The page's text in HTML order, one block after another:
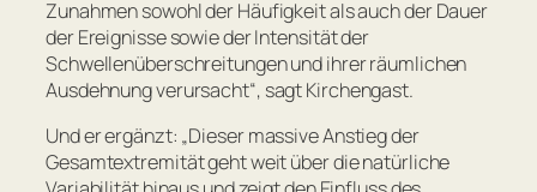
Zunahmen sowohl der Häufigkeit als auch der Dauer
der Ereignisse sowie der Intensität der
Schwellenüberschreitungen und ihrer räumlichen
Ausdehnung verursacht“, sagt Kirchengast.
Und er ergänzt: „Dieser massive Anstieg der
Gesamtextremität geht weit über die natürliche